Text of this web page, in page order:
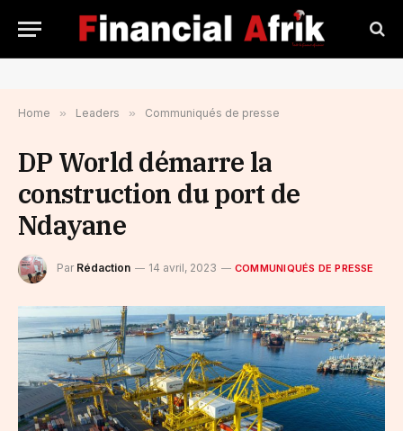
Home » Leaders » Communiqués de presse
DP World démarre la
construction du port de
Ndayane
Par Rédaction 14 avril, 2023 COMMUNIQUÉS DE PRESSE